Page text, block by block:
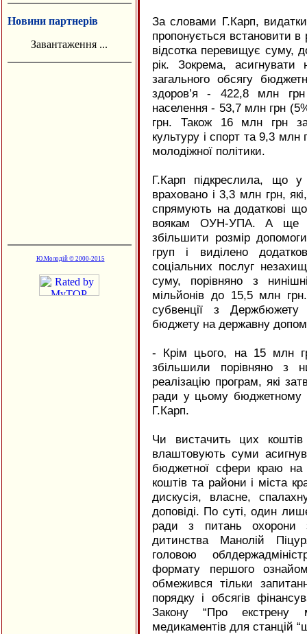
Новини партнерів
Завантаження ...
Ю.Молодій © 2000-2015
За словами Г.Карп,
пропонується встановити
відсотка перевищує суму,
рік. Зокрема,
загального обсягу
здоров’я - 422,8 млн
населення - 53,7 млн грн
грн. Також 16 млн грн
культуру і спорт та 9,3 млн
молодіжної політики.
Г.Карп підкреслила, що
враховано і 3,3 млн грн,
спрямують на додаткові
воякам ОУН-УПА. А ще
збільшити розмір
груп і виділено
соціальних послуг
суму, порівняно з
мільйонів до 15,5 млн
субвенції з Держбюжету
бюджету на державну
- Крім цього, на 15 млн
збільшили порівняно з
реалізацію програм, які
ради у цьому бюджетному
Г.Карп.
Чи вистачить цих коштів
влаштовують суми
бюджетної сфери краю на
коштів та райони і міста
дискусія, власне,
доповіді. По суті, один
ради з питань охорони
дитинства Манолій
головою
формату першого
обмежився тільки
порядку і обсягів
Закону “Про екстрену
медикаментів для станцій